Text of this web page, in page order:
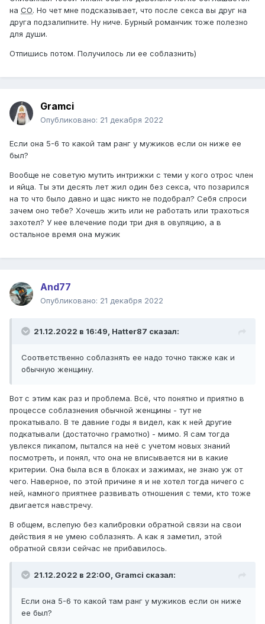
на СО. Но чет мне подсказывает, что после секса вы друг на
друга подзалипните. Ну ниче. Бурный романчик тоже полезно
для души.
Отпишись потом. Получилось ли ее соблазнить)
Gramci
Опубликовано: 21 декабря 2022
Если она 5-6 то какой там ранг у мужиков если он ниже ее
был?
Вообще не советую мутить интрижки с теми у кого отрос член
и яйца. Ты эти десять лет жил один без секса, что позарился
на то что было давно и щас никто не подобрал? Себя спроси
зачем оно тебе? Хочешь жить или не работать или трахоться
захотел? У нее влечение поди три дня в овуляцию, а в
остальное время она мужик
And77
Опубликовано: 21 декабря 2022
21.12.2022 в 16:49, Hatter87 сказал:
Соответственно соблазнять ее надо точно также как и
обычную женщину.
Вот с этим как раз и проблема. Всё, что понятно и приятно в
процессе соблазнения обычной женщины - тут не
прокатывало. В те давние годы я видел, как к ней другие
подкатывали (достаточно грамотно) - мимо. Я сам тогда
увлекся пикапом, пытался на неё с учетом новых знаний
посмотреть, и понял, что она не вписывается ни в какие
критерии. Она была вся в блоках и зажимах, не знаю уж от
чего. Наверное, по этой причине я и не хотел тогда ничего с
ней, намного приятнее развивать отношения с теми, кто тоже
двигается навстречу.
В общем, вслепую без калибровки обратной связи на свои
действия я не умею соблазнять. А как я заметил, этой
обратной связи сейчас не прибавилось.
21.12.2022 в 22:00, Gramci сказал:
Если она 5-6 то какой там ранг у мужиков если он ниже
ее был?